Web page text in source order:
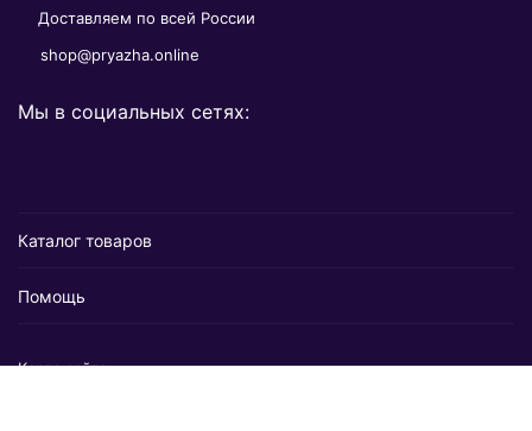
Доставляем по всей России
shop@pryazha.online
Мы в социальных сетях:
Каталог товаров
Помощь
Карта сайта